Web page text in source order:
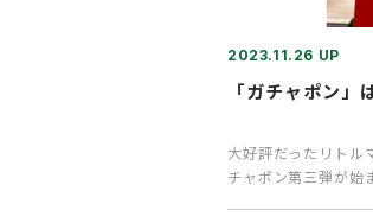
2023.11.26 UP
「ガチャポン」
大好評だったリトル
チャポン第三弾が始